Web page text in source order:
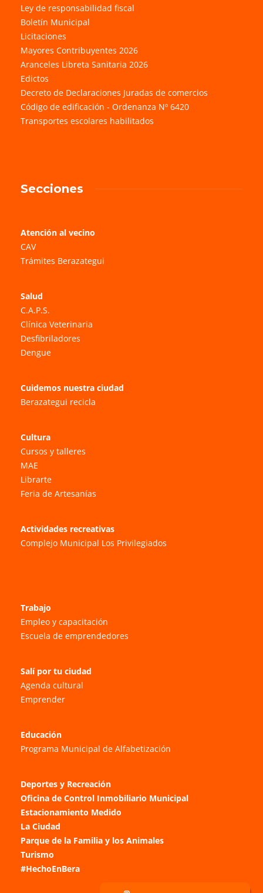
Ley de responsabilidad fiscal
Boletín Municipal
Licitaciones
Mayores Contribuyentes 2026
Aranceles Libreta Sanitaria 2026
Edictos
Decreto de Declaraciones Juradas de comercios
Código de edificación - Ordenanza Nº 6420
Transportes escolares habilitados
Secciones
Atención al vecino
CAV
Trámites Berazategui
Salud
C.A.P.S.
Clínica Veterinaria
Desfibriladores
Dengue
Cuidemos nuestra ciudad
Berazategui recicla
Cultura
Cursos y talleres
MAE
Librarte
Feria de Artesanías
Actividades recreativas
Complejo Municipal Los Privilegiados
Trabajo
Empleo y capacitación
Escuela de emprendedores
Salí por tu ciudad
Agenda cultural
Emprender
Educación
Programa Municipal de Alfabetización
Deportes y Recreación
Oficina de Control Inmobiliario Municipal
Estacionamiento Medido
La Ciudad
Parque de la Familia y los Animales
Turismo
#HechoEnBera